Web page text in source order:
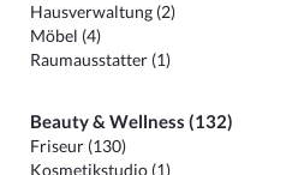
Hausverwaltung (2)
Möbel (4)
Raumausstatter (1)
Beauty & Wellness (132)
Friseur (130)
Kosmetikstudio (1)